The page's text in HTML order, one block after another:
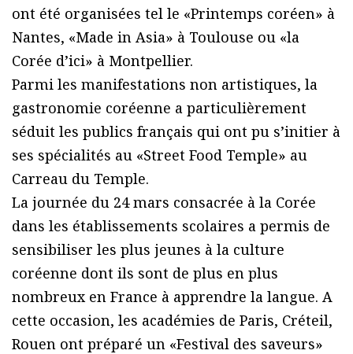
ont été organisées tel le «Printemps coréen» à
Nantes, «Made in Asia» à Toulouse ou «la
Corée d’ici» à Montpellier.
Parmi les manifestations non artistiques, la
gastronomie coréenne a particulièrement
séduit les publics français qui ont pu s’initier à
ses spécialités au «Street Food Temple» au
Carreau du Temple.
La journée du 24 mars consacrée à la Corée
dans les établissements scolaires a permis de
sensibiliser les plus jeunes à la culture
coréenne dont ils sont de plus en plus
nombreux en France à apprendre la langue. A
cette occasion, les académies de Paris, Créteil,
Rouen ont préparé un «Festival des saveurs»